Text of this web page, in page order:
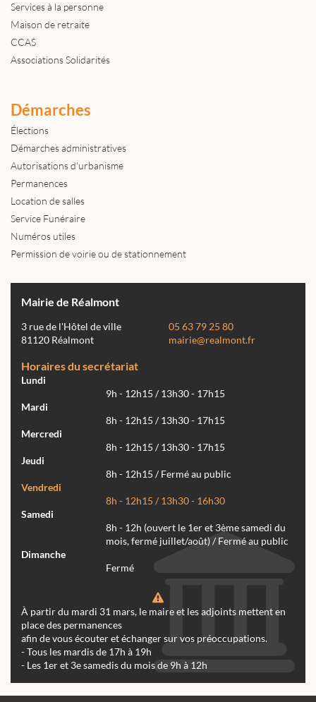
Services à la personne
Maison de retraite
CCAS
Associations Solidarités
Démarches
Élections
Démarches administratives
Autorisations d'urbanisme
Permanences
Location de salles
Service Funéraire
Numéros utiles
Permission de voirie ou de stationnement
Mairie de Réalmont
3 rue de l'Hôtel de ville
81120 Réalmont
05 63 79 25 80
mairie@realmont.fr
Horaires du secrétariat
Lundi
9h - 12h15 / 13h30 - 17h15
Mardi
8h - 12h15 / 13h30 - 17h15
Mercredi
8h - 12h15 / 13h30 - 17h15
Jeudi
8h - 12h15 / Fermé au public
Vendredi
8h - 12h15 / 13h30 - 16h30
Samedi
8h - 12h (ouvert le 1er et 3ème samedi du
mois, fermé juillet/août) / Fermé au public
Dimanche
Fermé
À partir du mardi 31 mars, le maire et les adjoints mettent en
place des permanences
afin de vous écouter et échanger sur vos préoccupations.
- Tous les mardis de 17h à 19h
- Les 1er et 3e samedis du mois de 9h à 12h